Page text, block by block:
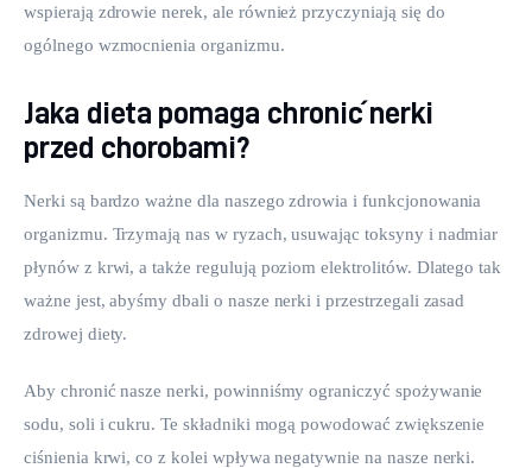
wspierają zdrowie nerek, ale również przyczyniają się do
ogólnego wzmocnienia organizmu.
Jaka dieta pomaga chronić nerki
przed chorobami?
Nerki są bardzo ważne dla naszego zdrowia i funkcjonowania
organizmu. Trzymają nas w ryzach, usuwając toksyny i nadmiar
płynów z krwi, a także regulują poziom elektrolitów. Dlatego tak
ważne jest, abyśmy dbali o nasze nerki i przestrzegali zasad
zdrowej diety.
Aby chronić nasze nerki, powinniśmy ograniczyć spożywanie
sodu, soli i cukru. Te składniki mogą powodować zwiększenie
ciśnienia krwi, co z kolei wpływa negatywnie na nasze nerki.